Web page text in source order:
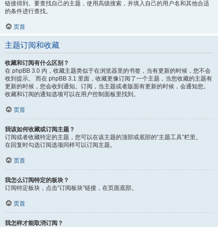
链接得到。要查找自己的主题，使用高级搜索，并填入自己的用户名和其他合适
的条件进行查找。
页首
主题订阅和收藏
收藏和订阅有什么区别？
在 phpBB 3.0 内，收藏主题类似于在浏览器里的书签，当有更新的时候，您不会
收到提示。 而在 phpBB 3.1 里面，收藏更像订阅了一个主题，当您收藏的主题有
更新的时候，您会收到通知。订阅，当主题或者版面有更新的时候，会通知您。
收藏和订阅的通知选项可以在用户控制面板里找到。
页首
我该如何收藏或订阅主题？
订阅或者收藏特定的主题，您可以在该主题的顶部或底部的“主题工具”栏里。
在回复时勾选订阅选项同样可以订阅主题。
页首
我怎么订阅特定的板块？
订阅特定板块，点击“订阅板块”链接，在页面底部。
页首
我怎样才能取消订阅？